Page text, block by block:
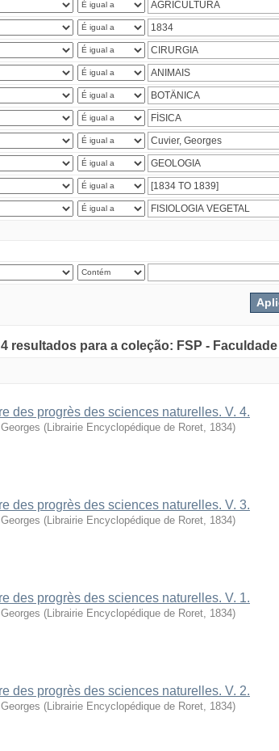
resultados para a coleção: FSP -
des progrès des sciences naturelles. V. 4.
(Librairie Encyclopédique de Roret, 1834)
des progrès des sciences naturelles. V. 3.
(Librairie Encyclopédique de Roret, 1834)
des progrès des sciences naturelles. V. 1.
(Librairie Encyclopédique de Roret, 1834)
des progrès des sciences naturelles. V. 2.
(Librairie Encyclopédique de Roret, 1834)